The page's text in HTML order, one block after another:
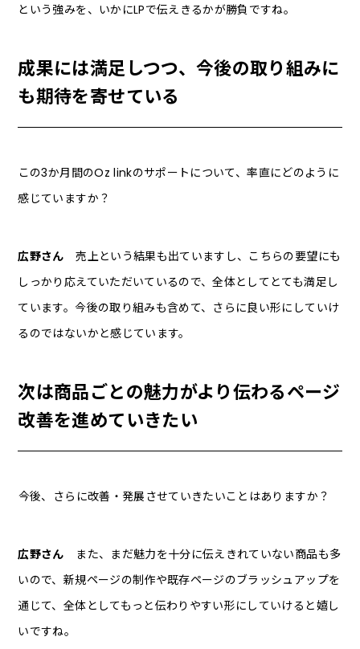
という強みを、いかにLPで伝えきるかが勝負ですね。
成果には満足しつつ、今後の取り組みに
も期待を寄せている
――この3か月間のOz linkのサポートについて、率直にどのように
感じていますか？
広野さん 売上という結果も出ていますし、こちらの要望にも
しっかり応えていただいているので、全体としてとても満足し
ています。今後の取り組みも含めて、さらに良い形にしていけ
るのではないかと感じています。
次は商品ごとの魅力がより伝わるページ
改善を進めていきたい
――今後、さらに改善・発展させていきたいことはありますか？
広野さん また、まだ魅力を十分に伝えきれていない商品も多
いので、新規ページの制作や既存ページのブラッシュアップを
通じて、全体としてもっと伝わりやすい形にしていけると嬉し
いですね。